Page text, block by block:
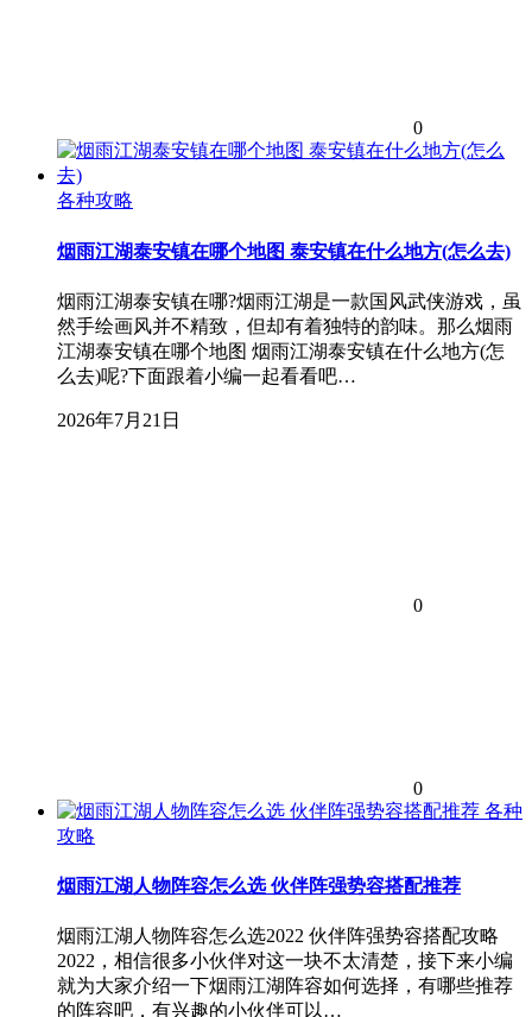
0
各种攻略
烟雨江湖泰安镇在哪个地图 泰安镇在什么地方(怎么去)
烟雨江湖泰安镇在哪?烟雨江湖是一款国风武侠游戏，虽
然手绘画风并不精致，但却有着独特的韵味。那么烟雨
江湖泰安镇在哪个地图 烟雨江湖泰安镇在什么地方(怎
么去)呢?下面跟着小编一起看看吧…
2026年7月21日
0
0
各种
攻略
烟雨江湖人物阵容怎么选 伙伴阵强势容搭配推荐
烟雨江湖人物阵容怎么选2022 伙伴阵强势容搭配攻略
2022，相信很多小伙伴对这一块不太清楚，接下来小编
就为大家介绍一下烟雨江湖阵容如何选择，有哪些推荐
的阵容吧，有兴趣的小伙伴可以…